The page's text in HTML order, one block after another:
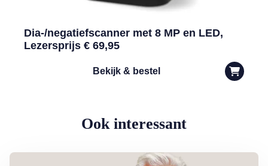
Dia-/negatiefscanner met 8 MP en LED,
Lezersprijs € 69,95
Bekijk & bestel
Ook interessant
Lees meer over Column Jan Slagter: Samen staan we sterk